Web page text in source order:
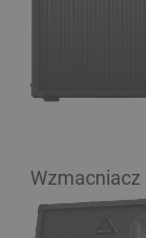
Wzmacniacz